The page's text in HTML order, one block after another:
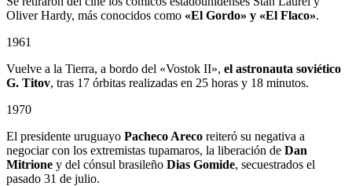
Oliver Hardy, más conocidos como «El Gordo» y «El Flaco».
1961
Vuelve a la Tierra, a bordo del «Vostok II», el astronauta soviético
G. Titov, tras 17 órbitas realizadas en 25 horas y 18 minutos.
1970
El presidente uruguayo Pacheco Areco reiteró su negativa a
negociar con los extremistas tupamaros, la liberación de Dan
Mitrione y del cónsul brasileño Dias Gomide, secuestrados el
pasado 31 de julio.